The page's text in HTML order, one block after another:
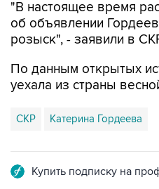
"В настоящее время
об объявлении
розыск", - заявили в
По данным открытых
уехала из страны
СКР Катерина Гордеева
Купить подписку на